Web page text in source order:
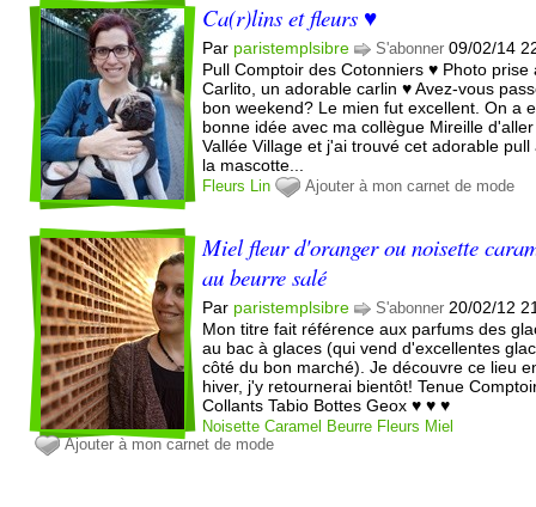
Ca(r)lins et fleurs ♥
Par paristemplsibre S'abonner 09/02/14
Pull Comptoir des Cotonniers ♥ Photo prise
Carlito, un adorable carlin ♥ Avez-vous
bon weekend? Le mien fut excellent. On a
bonne idée avec ma collègue Mireille
Vallée Village et j'ai trouvé cet adorable pull
la mascotte...
Fleurs Lin Ajouter à mon carnet de mode
Miel fleur d'oranger ou noisette
au beurre salé
Par paristemplsibre S'abonner 20/02/12
Mon titre fait référence aux parfums des
au bac à glaces (qui vend d'excellentes
côté du bon marché). Je découvre ce lieu
hiver, j'y retournerai bientôt! Tenue
Collants Tabio Bottes Geox ♥ ♥ ♥
Noisette Caramel Beurre Fleurs Miel
Ajouter à mon carnet de mode